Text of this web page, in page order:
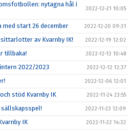
nytagna hål i
2022-12-21 10:05
med start 26 december 2022-12-20 09:31
av Kvarnby IK! 2022-12-19 12:02
tillbaka! 2022-12-13 10:48
2022/2023 2022-12-12 12:37
2022-12-06 12:01
stöd Kvarnby IK 2022-11-24 23:55
2022-11-23 12:09
IK 2022-11-22 14:32